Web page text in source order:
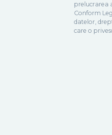
prelucrarea
Conform
datelor,
care o